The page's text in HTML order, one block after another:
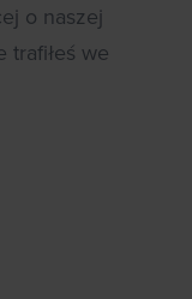
o naszej
trafiłeś we